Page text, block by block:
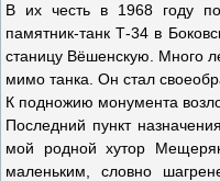
В их честь в 1968 году по
памятник-танк Т-34 в
станицу Вёшенскую. Много
мимо танка. Он стал
К подножию монумента
Последний пункт
мой родной хутор
маленьким, словно